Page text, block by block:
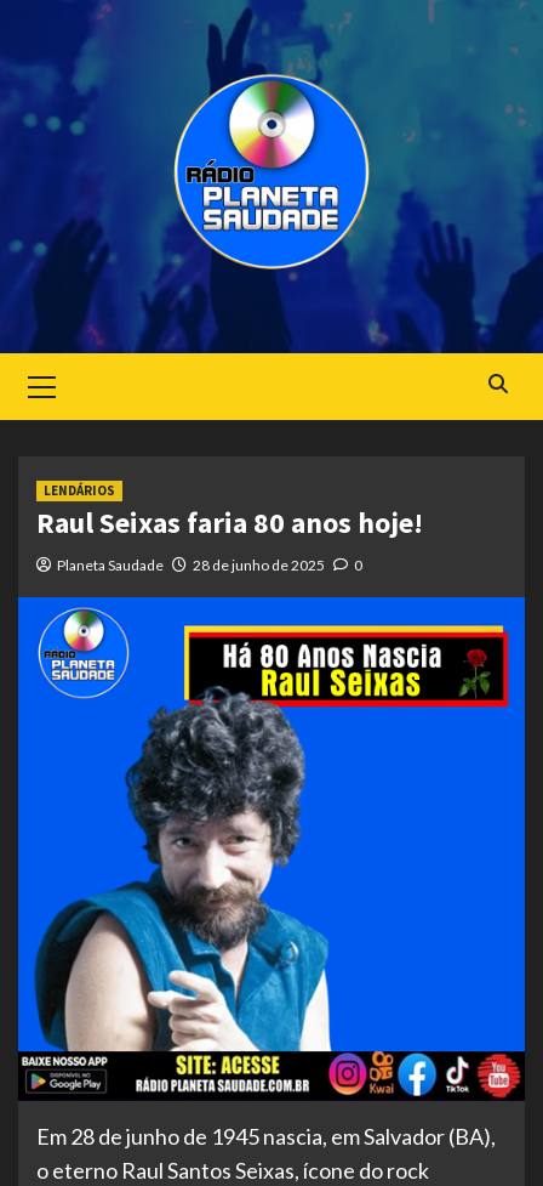
Menu
LENDÁRIOS
Raul Seixas faria 80 anos hoje!
Planeta Saudade 28 de junho de 2025 0
Em28 de junho de 1945 nascia, em Salvador (BA),
o eterno Raul Santos Seixas, ícone do rock